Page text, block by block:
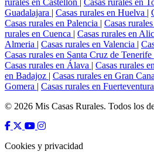
rurales en Castellón | Casas rurales en
Guadalajara | Casas rurales en Huelva |
Casas rurales en Palencia | Casas
rurales en Cuenca | Casas rurales en
Almeria | Casas rurales en Valencia |
Casas rurales en Santa Cruz de Tenerife
Casas rurales en Álava | Casas rurales
en Badajoz | Casas rurales en Gran
Gomera | Casas rurales en Fuerteventura
© 2026 Mis Casas Rurales. Todos los
Cookies y privacidad